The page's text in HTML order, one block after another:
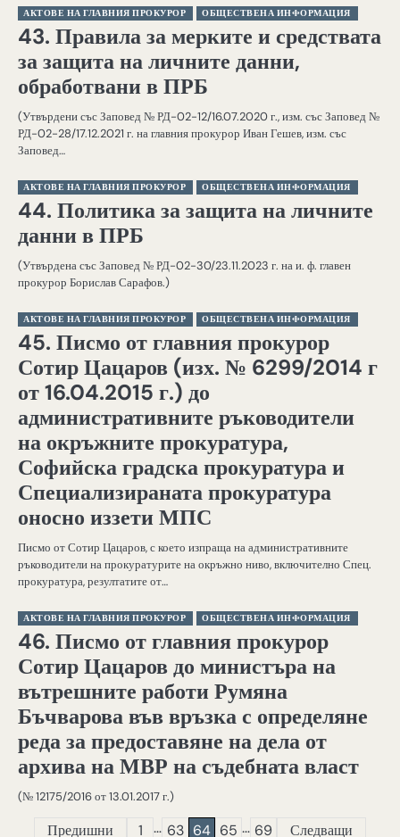
АКТОВЕ НА ГЛАВНИЯ ПРОКУРОР ОБЩЕСТВЕНА ИНФОРМАЦИЯ
43. Правила за мерките и средствата
за защита на личните данни,
обработвани в ПРБ
(Утвърдени със Заповед № РД-02-12/16.07.2020 г., изм. със Заповед №
РД-02-28/17.12.2021 г. на главния прокурор Иван Гешев, изм. със
Заповед…
АКТОВЕ НА ГЛАВНИЯ ПРОКУРОР ОБЩЕСТВЕНА ИНФОРМАЦИЯ
44. Политика за защита на личните
данни в ПРБ
(Утвърдена със Заповед № РД-02-30/23.11.2023 г. на и. ф. главен
прокурор Борислав Сарафов.)
АКТОВЕ НА ГЛАВНИЯ ПРОКУРОР ОБЩЕСТВЕНА ИНФОРМАЦИЯ
45. Писмо от главния прокурор
Сотир Цацаров (изх. № 6299/2014 г
от 16.04.2015 г.) до
административните ръководители
на окръжните прокуратура,
Софийска градска прокуратура и
Специализираната прокуратура
оносно иззети МПС
Писмо от Сотир Цацаров, с което изпраща на административните
ръководители на прокуратурите на окръжно ниво, включително Спец.
прокуратура, резултатите от…
АКТОВЕ НА ГЛАВНИЯ ПРОКУРОР ОБЩЕСТВЕНА ИНФОРМАЦИЯ
46. Писмо от главния прокурор
Сотир Цацаров до министъра на
вътрешните работи Румяна
Бъчварова във връзка с определяне
реда за предоставяне на дела от
архива на МВР на съдебната власт
(№ 12175/2016 от 13.01.2017 г.)
Предишни 1 … 63 64 65 … 69 Следващи